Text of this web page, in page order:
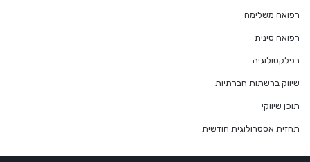
רפואה משלימה
רפואה סינית
רפלקסולוגיה
שיווק ברשתות חברתיות
תוכן שיווקי
תחזית אסטרולוגית חודשית